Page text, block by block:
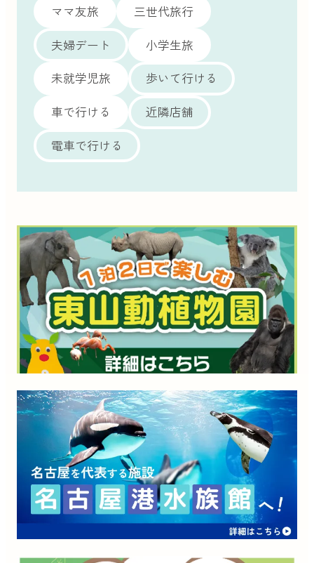
ママ友旅
三世代旅行
夫婦デート
小学生旅
未就学児旅
歩いて行ける
車で行ける
近隣店舗
電車で行ける